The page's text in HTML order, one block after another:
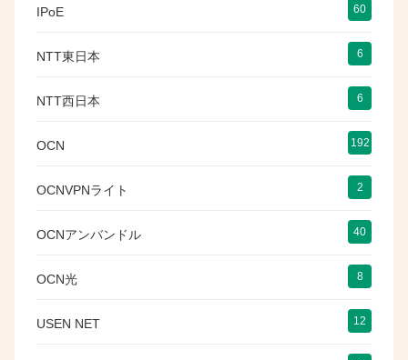
IPoE 60
NTT東日本 6
NTT西日本 6
OCN 192
OCNVPNライト 2
OCNアンバンドル 40
OCN光 8
USEN NET 12